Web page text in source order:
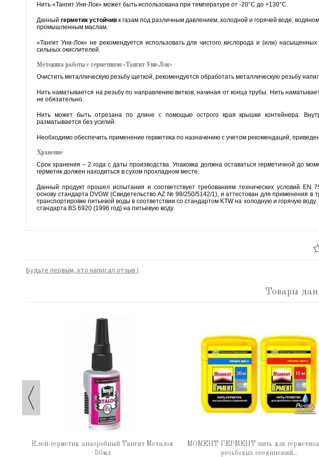
Нить «Тангит Уни-Лок» может быть использована при температуре от -20°С до +130°С.
Данный герметик устойчив к газам под различным давлением, холодной и горячей воде,
промышленным маслам.
«Тангит Уни-Лок» не рекомендуется использовать для чистого кислорода и (или)
сильных окислителей.
Методика работы с герметиком «Тангит Уни-Лок»
Очистить металлическую резьбу щеткой, рекомендуется обработать металлическую резьбу
Нить наматывается на резьбу по направлению витков, начиная от конца трубы. Нить
не обязательно.
Нить может быть отрезана по длине с помощью острого края крышки контейнера.
разматывается без усилий.
Необходимо обеспечить применение герметика по назначению с учетом рекомендаций,
Хранение
Срок хранения – 2 года с даты производства. Упаковка должна оставаться герметичной до
герметик должен находиться в сухом прохладном месте.
Данный продукт прошел испытания и соответствует требованиям технических условий EN
основу стандарта DVGW (Свидетельство AZ № 98/250/5142/1), и аттестован для применения в
транспортировке питьевой воды в соответствии со стандартом KTW на холодную и горячую
стандарта BS 6920 (1996 год) на питьевую воду.
Будьте первым, кто написал отзыв !
Товары
Клей-герметик анаэробный Тангит Металок
50мл
МОМЕНТ ГЕРМЕНТ нить для
резьбовых соединений...